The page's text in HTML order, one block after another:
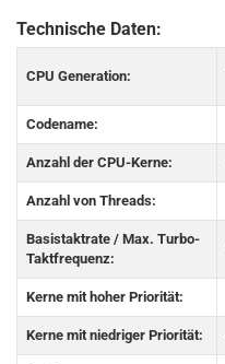
Technische Daten:
CPU Generation:
Codename:
Anzahl der CPU-Kerne:
Anzahl von Threads:
Basistaktrate / Max. Turbo-
Taktfrequenz:
Kerne mit hoher Priorität:
Kerne mit niedriger Priorität: